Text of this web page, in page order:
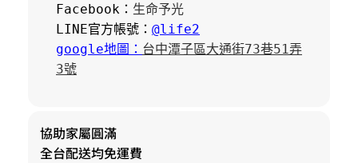
Facebook： 生命予光
LINE官方帳號： @life2
google地圖： 台中潭子區大通街73巷51弄
3號
協助家屬圓滿
全台配送均免運費